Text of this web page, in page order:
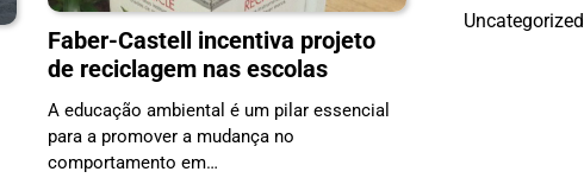
Faber-Castell incentiva projeto
de reciclagem nas escolas
A educação ambiental é um pilar essencial
para a promover a mudança no
comportamento em…
Uncategorized